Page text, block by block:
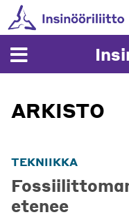
Skip
to
content
ARKISTO
TEKNIIKKA
etenee